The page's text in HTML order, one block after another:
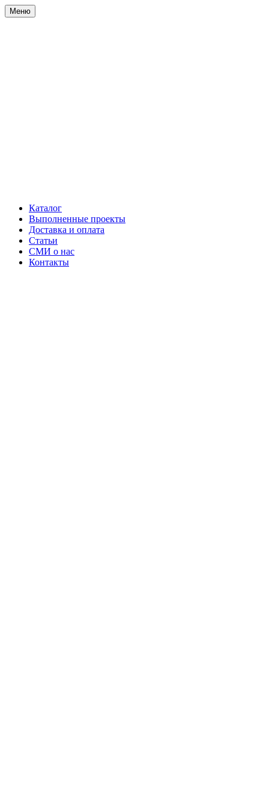
Меню
Каталог
Выполненные проекты
Доставка и оплата
Статьи
СМИ о нас
Контакты